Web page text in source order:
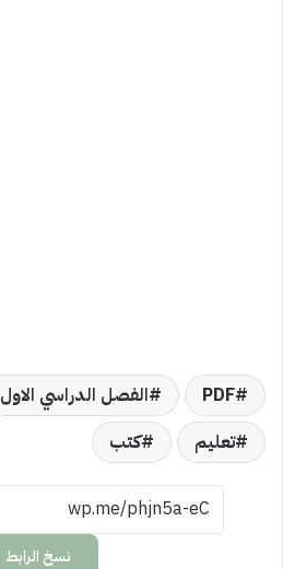
PDF الفصل الدراسي الاول
تعليم
كتب
نسخ الرابط